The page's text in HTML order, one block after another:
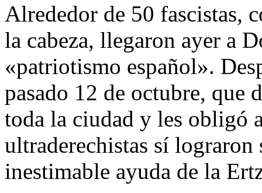
Alrededor de 50 fascistas,
la cabeza, llegaron ayer a
«patriotismo español».
pasado 12 de octubre, que
toda la ciudad y les obligó
ultraderechistas sí
inestimable ayuda de la